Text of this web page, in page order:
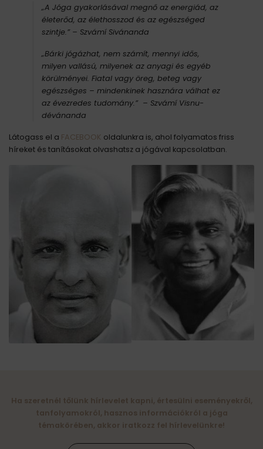
„A Jóga gyakorlásával megnő az energiád, az
életerőd, az élethosszod és az egészséged
szintje.” – Szvámí Sivánanda
„Bárki jógázhat, nem számít, mennyi idős,
milyen vallású, milyenek az anyagi és egyéb
körülményei. Fiatal vagy öreg, beteg vagy
egészséges – mindenkinek hasznára válhat ez
az évezredes tudomány.” – Szvámí Visnu-
dévánanda
Látogass el a FACEBOOK oldalunkra is, ahol folyamatos friss
híreket és tanításokat olvashatsz a jógával kapcsolatban.
Ha szeretnél tőlünk hírlevelet kapni, értesülni eseményekről,
tanfolyamokról, hasznos információkról a jóga
témakörében, akkor iratkozz fel hírlevelünkre!